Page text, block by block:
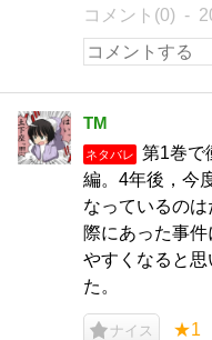
コメント(0)
TM
ネタバレ
第1巻で
編。4年後，今
なっているの
際にあった事
やすくなると
た。
ナイス ★1